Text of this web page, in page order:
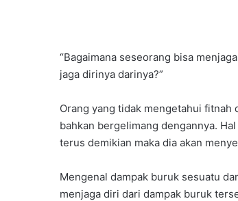
“Bagaimana seseorang bisa
jaga dirinya darinya?”
Orang yang tidak mengetahui fitnah
bahkan bergelimang dengannya.
terus demikian maka dia akan
Mengenal dampak buruk sesuatu
menjaga diri dari dampak buruk